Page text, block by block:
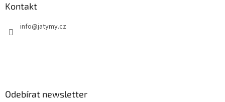
Kontakt
info@jatymy.cz
Odebírat newsletter